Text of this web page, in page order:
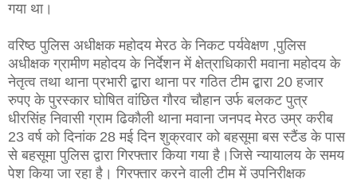
गया था।
वरिष्ठ पुलिस अधीक्षक महोदय मेरठ के निकट पर्यवेक्षण ,पुलिस
अधीक्षक ग्रामीण महोदय के निर्देशन में क्षेत्राधिकारी मवाना महोदय के
नेतृत्व तथा थाना प्रभारी द्बारा थाना पर गठित टीम द्बारा 20 हजार
रुपए के पुरस्कार घोषित वांछित गौरव चौहान उर्फ बलकट पुत्र
धीरसिंह निवासी ग्राम ढिकौली थाना मवाना जनपद मेरठ उम्र करीब
23 वर्ष को दिनांक 28 मई दिन शुक्रवार को बहसूमा बस स्टैंड के पास
से बहसूमा पुलिस द्वारा गिरफ्तार किया गया है।जिसे न्यायालय के समय
पेश किया जा रहा है। गिरफ्तार करने वाली टीम में उपनिरीक्षक